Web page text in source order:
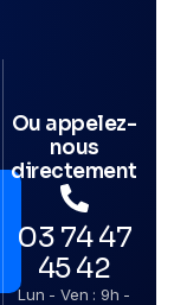
Ou appelez-
nous
directement
03 74 47
45 42
Lun - Ven : 9h -